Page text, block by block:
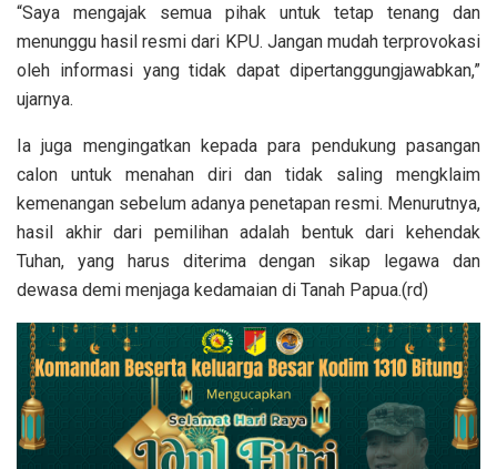
“Saya mengajak semua pihak untuk tetap tenang dan
menunggu hasil resmi dari KPU. Jangan mudah terprovokasi
oleh informasi yang tidak dapat dipertanggungjawabkan,”
ujarnya.
Ia juga mengingatkan kepada para pendukung pasangan
calon untuk menahan diri dan tidak saling mengklaim
kemenangan sebelum adanya penetapan resmi. Menurutnya,
hasil akhir dari pemilihan adalah bentuk dari kehendak
Tuhan, yang harus diterima dengan sikap legawa dan
dewasa demi menjaga kedamaian di Tanah Papua.(rd)